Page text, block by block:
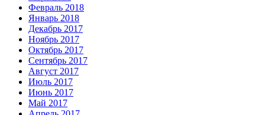
Февраль 2018
Январь 2018
Декабрь 2017
Ноябрь 2017
Октябрь 2017
Сентябрь 2017
Август 2017
Июль 2017
Июнь 2017
Май 2017